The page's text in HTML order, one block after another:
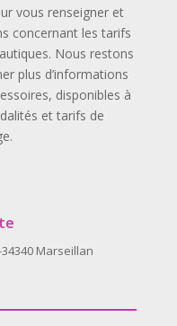
vous renseigner et
concernant les tarifs
Nous restons
plus d’informations
disponibles à
et tarifs de
Marseillan